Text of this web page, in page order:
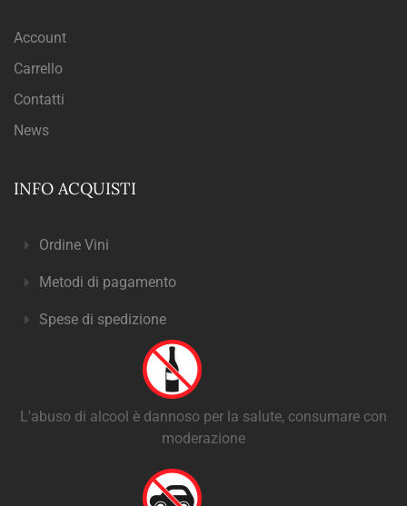
Account
Carrello
Contatti
News
INFO ACQUISTI
Ordine Vini
Metodi di pagamento
Spese di spedizione
L'abuso di alcool è dannoso per la salute, consumare con
moderazione